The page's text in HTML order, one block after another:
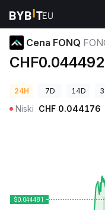
Ceny kryptowalut Cena
Cena FONQ
24H 7D 14D
Niski CHF 0.044176